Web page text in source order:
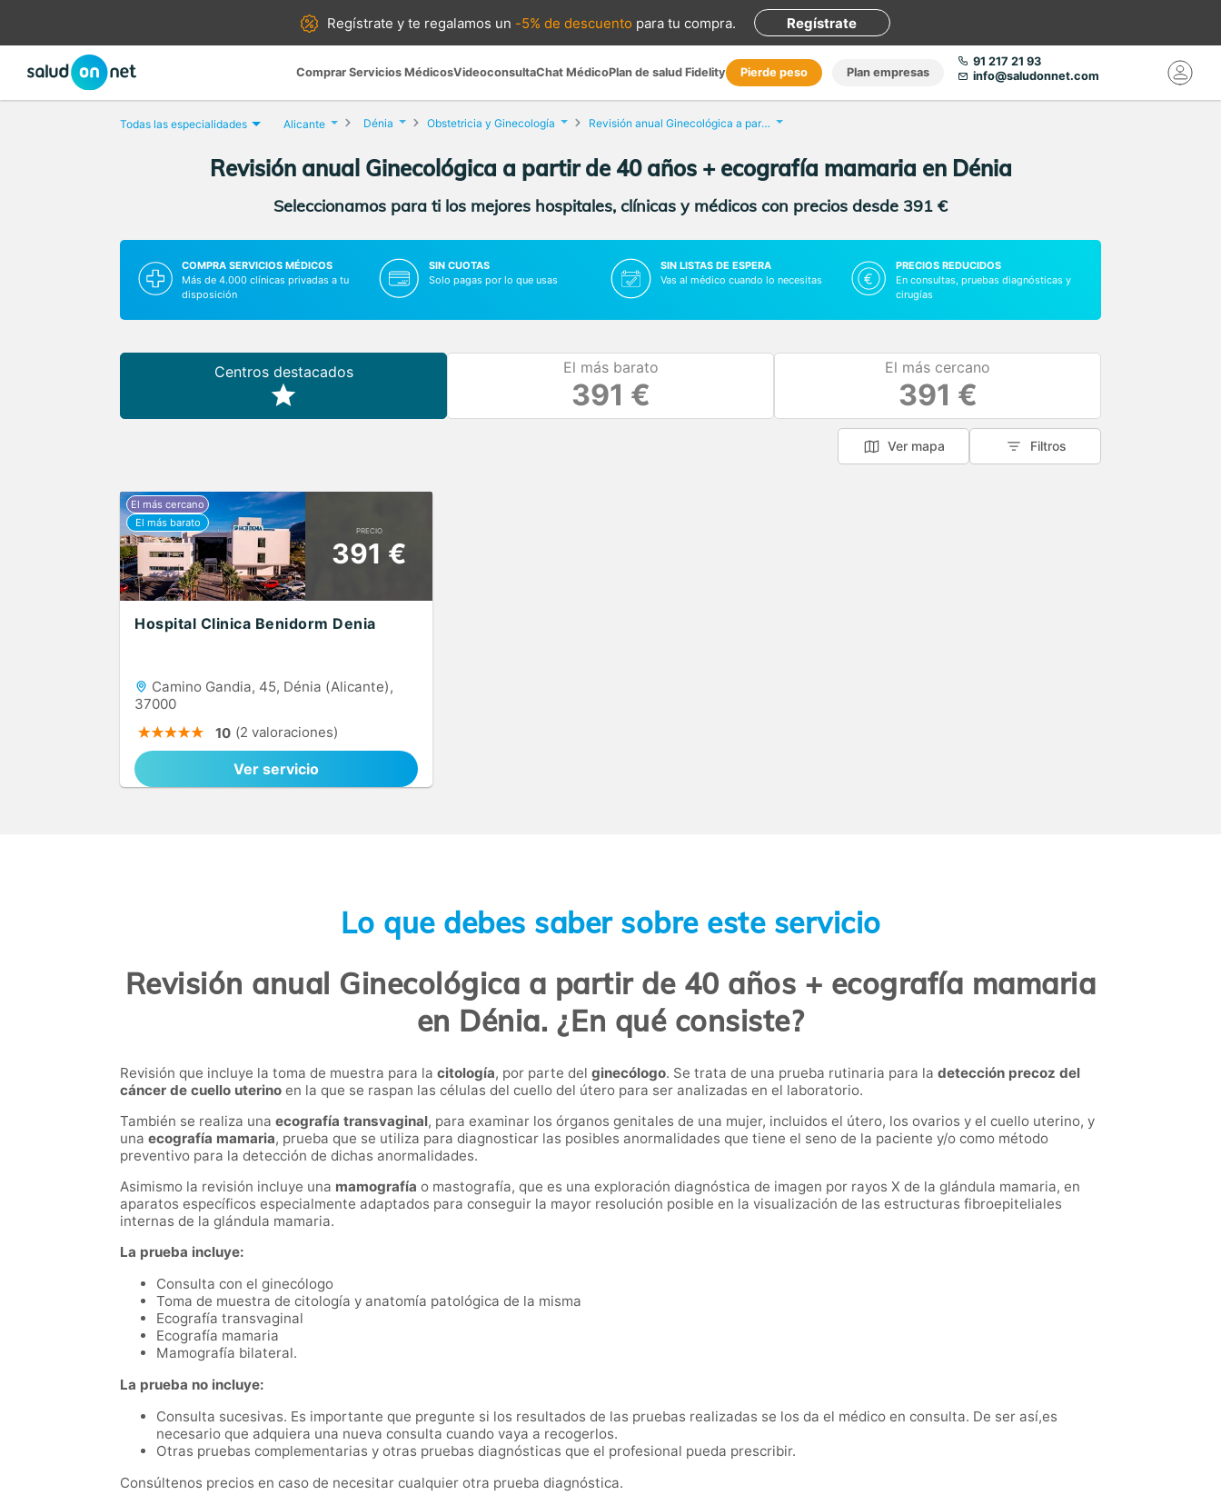
Regístrate yte regalamos un -5% de descuento para tu compra. Regístrate
Comprar Servicios MédicosVideoconsultaChat MédicoPlan de salud Fidelity Pierde peso Plan empresas
91 217 21 93
info@saludonnet.com
Todas las especialidades Alicante Dénia Obstetricia y Ginecología Revisión anual Ginecológica a partir de 40 años + ecografía mamaria
Revisión anual Ginecológica a partir de 40 años + ecografía mamaria en Dénia
Seleccionamos para ti los mejores hospitales, clínicas y médicos con precios desde 391 €
COMPRA SERVICIOS MÉDICOS
Más de 4.000 clínicas privadas a tu
disposición
SIN CUOTAS
Solo pagas por lo que usas
SIN LISTAS DE ESPERA
Vas al médico cuando lo necesitas
PRECIOS REDUCIDOS
En consultas, pruebas diagnósticas y
cirugías
Centros destacados El más barato
391 €
El más cercano
391 €
Ver mapa Filtros
PRECIO
391 €
Hospital Clinica Benidorm Denia
Camino Gandia, 45, Dénia (Alicante),
37000
10 (2 valoraciones)
Ver servicio
Lo que debes saber sobre este servicio
Revisión anual Ginecológica a partir de 40 años + ecografía mamaria
en Dénia. ¿En qué consiste?
Revisión que incluye la toma de muestra para la citología, por parte del ginecólogo. Se trata de una prueba rutinaria para la detección precoz del
cáncer de cuello uterino en la que se raspan las células del cuello del útero para ser analizadas en el laboratorio.
También se realiza una ecografía transvaginal, para examinar los órganos genitales de una mujer, incluidos el útero, los ovarios y el cuello uterino, y
una ecografía mamaria, prueba que se utiliza para diagnosticar las posibles anormalidades que tiene el seno de la paciente y/o como método
preventivo para la detección de dichas anormalidades.
Asimismo la revisión incluye una mamografía o mastografía, que es una exploración diagnóstica de imagen por rayos X de la glándula mamaria, en
aparatos específicos especialmente adaptados para conseguir la mayor resolución posible en la visualización de las estructuras fibroepiteliales
internas de la glándula mamaria.
La prueba incluye:
Consulta con el ginecólogo
Toma de muestra de citología y anatomía patológica de la misma
Ecografía transvaginal
Ecografía mamaria
Mamografía bilateral.
La prueba no incluye:
Consulta sucesivas. Es importante que pregunte si los resultados de las pruebas realizadas se los da el médico en consulta. De ser así,es
necesario que adquiera una nueva consulta cuando vaya a recogerlos.
Otras pruebas complementarias y otras pruebas diagnósticas que el profesional pueda prescribir.
Consúltenos precios en caso de necesitar cualquier otra prueba diagnóstica.